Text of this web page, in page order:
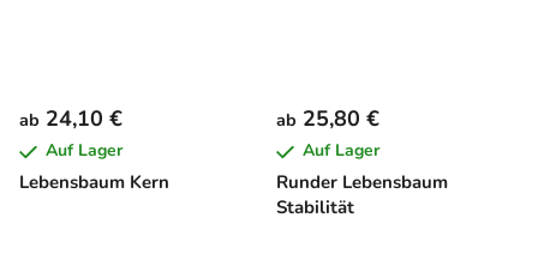
Lebensbaum Kern
ab 24,10 €
Auf Lager
Runder Lebensbaum
Stabilität
ab 25,80 €
Auf Lager